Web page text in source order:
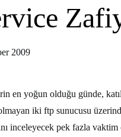
2009
en yoğun olduğu günde,
iki ftp sunucusu
inceleyecek pek fazla